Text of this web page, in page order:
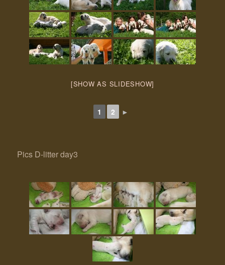
[SHOW AS SLIDESHOW]
1 2 ►
Pics D-litter day3